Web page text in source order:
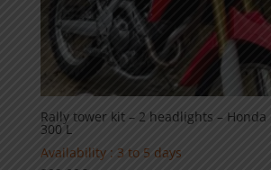
Rally tower kit – 2 headlights – Honda
300 L
Availability : 3 to 5 days